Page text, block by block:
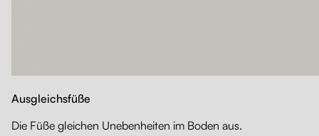
Ausgleichsfüße
Die Füße gleichen Unebenheiten im Boden aus.